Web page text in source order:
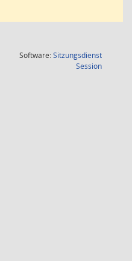
Software:Sitzungsdienst
Session(Wird in